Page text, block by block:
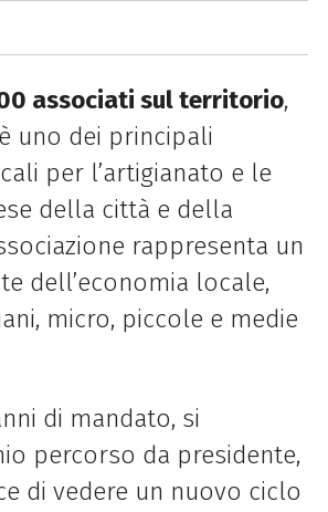
associati sul territorio,
uno dei principali
per l’artigianato e le
della città e della
rappresenta un
dell’economia locale,
micro, piccole e medie
di mandato, si
percorso da presidente,
di vedere un nuovo ciclo